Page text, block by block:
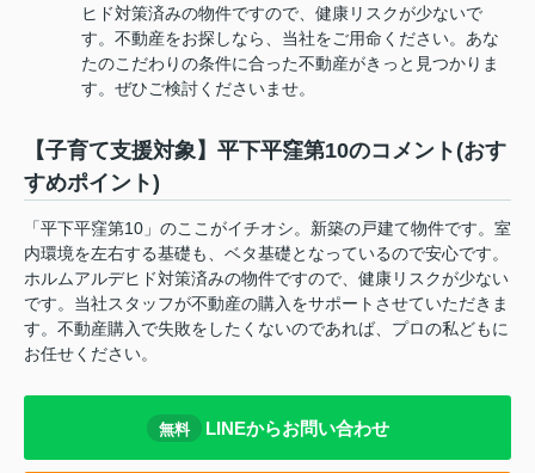
ヒド対策済みの物件ですので、健康リスクが少ないで
す。不動産をお探しなら、当社をご用命ください。あな
たのこだわりの条件に合った不動産がきっと見つかりま
す。ぜひご検討くださいませ。
【子育て支援対象】平下平窪第10のコメント(おす
すめポイント)
「平下平窪第10」のここがイチオシ。新築の戸建て物件です。室
内環境を左右する基礎も、ベタ基礎となっているので安心です。
ホルムアルデヒド対策済みの物件ですので、健康リスクが少ない
です。当社スタッフが不動産の購入をサポートさせていただきま
す。不動産購入で失敗をしたくないのであれば、プロの私どもに
お任せください。
無料 LINEからお問い合わせ